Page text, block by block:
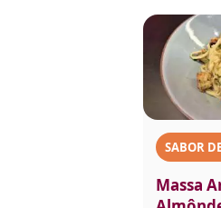
SABOR
Massa